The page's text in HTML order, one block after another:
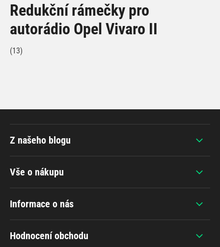
Redukční rámečky pro
autorádio Opel Vivaro II
(13)
Vše o nákupu
Informace o nás
Hodnocení obchodu
Z našeho blogu